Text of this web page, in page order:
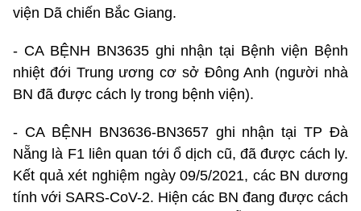
viện Dã chiến Bắc Giang.
- CA BỆNH BN3635 ghi nhận tại Bệnh viện Bệnh
nhiệt đới Trung ương cơ sở Đông Anh (người nhà
BN đã được cách ly trong bệnh viện).
- CA BỆNH BN3636-BN3657 ghi nhận tại TP Đà
Nẵng là F1 liên quan tới ổ dịch cũ, đã được cách ly.
Kết quả xét nghiệm ngày 09/5/2021, các BN dương
tính với SARS-CoV-2. Hiện các BN đang được cách